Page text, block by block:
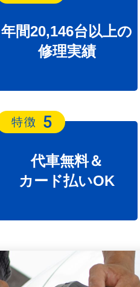
年間20,146台以上の
修理実績
特徴 5
代車無料＆
カード払いOK